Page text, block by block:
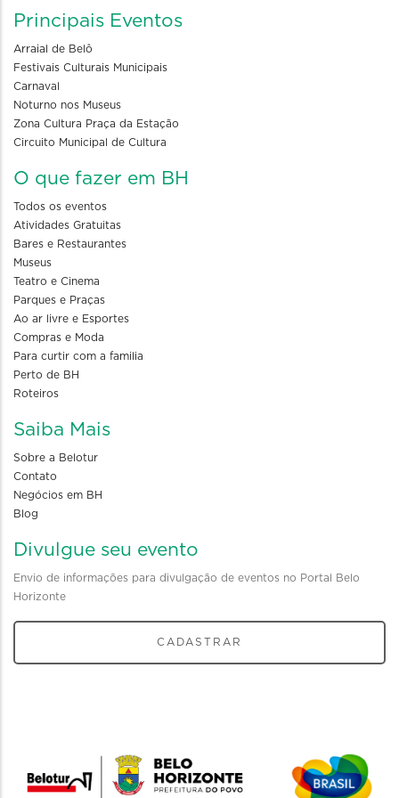
Principais Eventos
Arraial de Belô
Festivais Culturais Municipais
Carnaval
Noturno nos Museus
Zona Cultura Praça da Estação
Circuito Municipal de Cultura
O que fazer em BH
Todos os eventos
Atividades Gratuitas
Bares e Restaurantes
Museus
Teatro e Cinema
Parques e Praças
Ao ar livre e Esportes
Compras e Moda
Para curtir com a familia
Perto de BH
Roteiros
Saiba Mais
Sobre a Belotur
Contato
Negócios em BH
Blog
Divulgue seu evento
Envio de informações para divulgação de eventos no Portal Belo
Horizonte
CADASTRAR